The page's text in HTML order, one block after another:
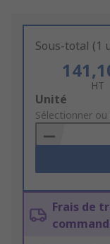
Sous-total (1
HT
Add
to
Basket
Unité
Sélectionner
Frais de